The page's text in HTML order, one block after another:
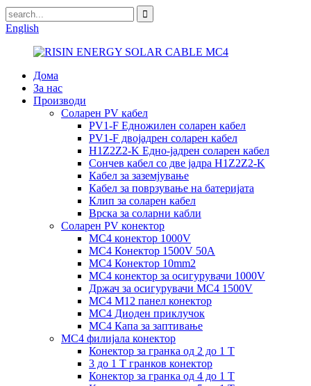
English
Дома
За нас
Производи
Соларен PV кабел
PV1-F Едножилен соларен кабел
PV1-F двојадрен соларен кабел
H1Z2Z2-K Едно-јадрен соларен кабел
Сончев кабел со две јадра H1Z2Z2-K
Кабел за заземјување
Кабел за поврзување на батеријата
Клип за соларен кабел
Врска за соларни кабли
Соларен PV конектор
MC4 конектор 1000V
MC4 Конектор 1500V 50A
MC4 Конектор 10mm2
MC4 конектор за осигурувачи 1000V
Држач за осигурувачи MC4 1500V
MC4 M12 панел конектор
MC4 Диоден приклучок
MC4 Капа за заптивање
MC4 филијала конектор
Конектор за гранка од 2 до 1 Т
3 до 1 Т гранков конектор
Конектор за гранка од 4 до 1 Т